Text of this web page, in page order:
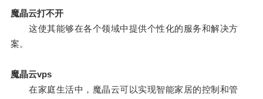
魔晶云打不开
这使其能够在各个领域中提供个性化的服务和解决方
案。
魔晶云vps
在家庭生活中，魔晶云可以实现智能家居的控制和管